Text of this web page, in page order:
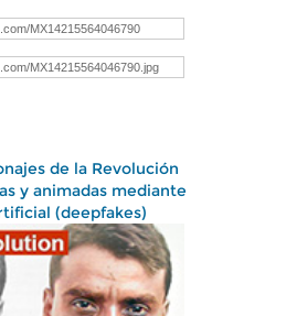
de la Revolución
y animadas mediante
(deepfakes)